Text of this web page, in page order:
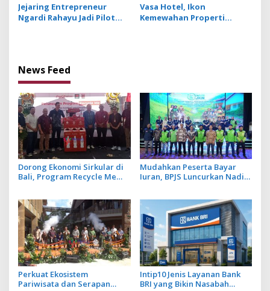
Jejaring Entrepreneur
Ngardi Rahayu Jadi Pilot
Vasa Hotel, Ikon
Kemewahan Properti
News Feed
Dorong Ekonomi Sirkular di
Bali, Program Recycle Me
Mudahkan Peserta Bayar
Iuran, BPJS Luncurkan Nadi
Perkuat Ekosistem
Pariwisata dan Serapan
Intip10 Jenis Layanan Bank
BRI yang Bikin Nasabah